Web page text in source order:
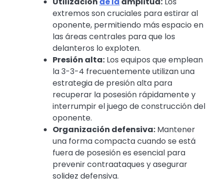
extremos son cruciales para estirar al
oponente, permitiendo más espacio en
las áreas centrales para que los
delanteros lo exploten.
Presión alta: Los equipos que emplean
la 3-3-4 frecuentemente utilizan una
estrategia de presión alta para
recuperar la posesión rápidamente y
interrumpir el juego de construcción del
oponente.
Organización defensiva: Mantener
una forma compacta cuando se está
fuera de posesión es esencial para
prevenir contraataques y asegurar
solidez defensiva.